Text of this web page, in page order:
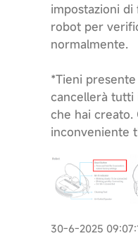
impostazioni di
robot per
normalmente.
*Tieni
cancellerà tutti
che hai creato.
inconveniente
30-6-2025